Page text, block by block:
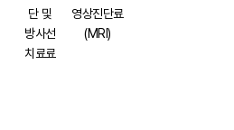
단 및
방사선
치료료
영상진단료
(MRI)